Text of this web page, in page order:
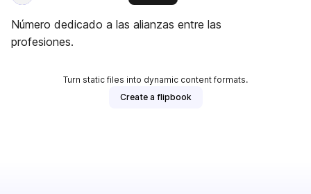
Número dedicado a las alianzas entre las
profesiones.
Turn static files into dynamic content formats.
Create a flipbook